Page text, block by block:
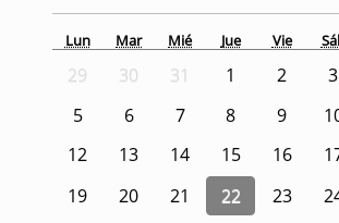
Lun Mar Mié Jue Vie
29 30 31 1 2 3
5
6 7 8 9
12
13 14 15 16
19
20 21 22 23